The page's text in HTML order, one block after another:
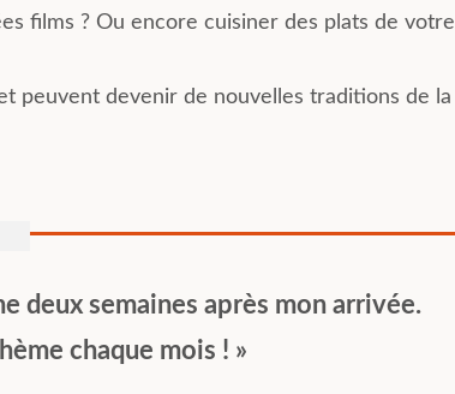
films ? Ou encore cuisiner des plats de votre
peuvent devenir de nouvelles traditions de la
deux semaines après mon arrivée.
chaque mois ! »